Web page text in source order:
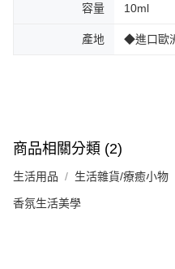
容量 10ml
產地 ◆進口歐
商品相關分類 (2)
生活用品 生活雜貨/療癒小物
香氛生活美學